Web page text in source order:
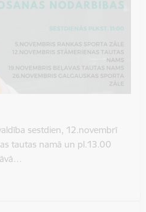
sestdien, 12.novembrī
tautas namā un pl.13.00